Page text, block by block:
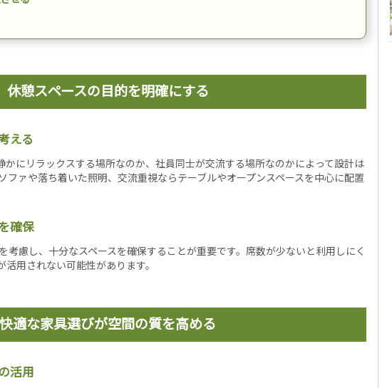
休憩スペースの目的を明確にする
える
かにリラックスする場所なのか、社員同士が交流する場所なのかによって設計は
ファや落ち着いた照明、交流重視ならテーブルやオープンスペースを中心に配置
確保
考慮し、十分なスペースを確保することが重要です。席数が少ないと利用しにく
用されない可能性があります。
快適な家具選びが空間の質を高める
活用